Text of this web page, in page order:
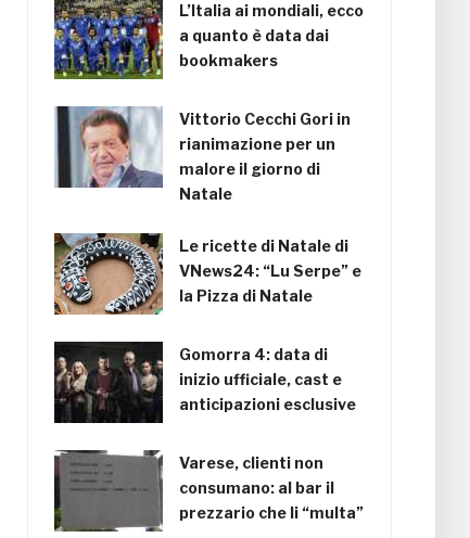
L’Italia ai mondiali, ecco
a quanto è data dai
bookmakers
Vittorio Cecchi Gori in
rianimazione per un
malore il giorno di
Natale
Le ricette di Natale di
VNews24: “Lu Serpe” e
la Pizza di Natale
Gomorra 4: data di
inizio ufficiale, cast e
anticipazioni esclusive
Varese, clienti non
consumano: al bar il
prezzario che li “multa”